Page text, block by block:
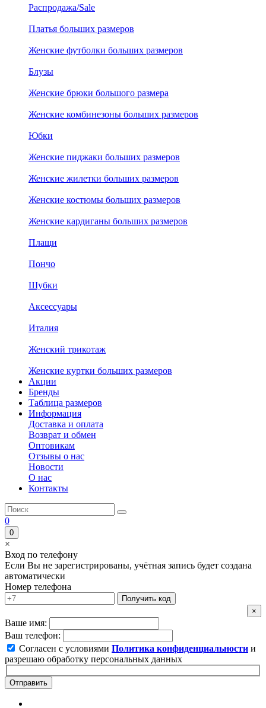
Распродажа/Sale
Платья больших размеров
Женские футболки больших размеров
Блузы
Женские брюки большого размера
Женские комбинезоны больших размеров
Юбки
Женские пиджаки больших размеров
Женские жилетки больших размеров
Женские костюмы больших размеров
Женские кардиганы больших размеров
Плащи
Пончо
Шубки
Аксессуары
Италия
Женский трикотаж
Женские куртки больших размеров
Акции
Бренды
Таблица размеров
Информация
Доставка и оплата
Возврат и обмен
Оптовикам
Отзывы о нас
Новости
О нас
Контакты
0
0
×
Вход по телефону
Если Вы не зарегистрированы, учётная запись будет создана
автоматически
Номер телефона
Получить код
×
Ваше имя:
Ваш телефон:
Согласен с условиями Политика конфиденциальности и
разрешаю обработку персональных данных
Отправить